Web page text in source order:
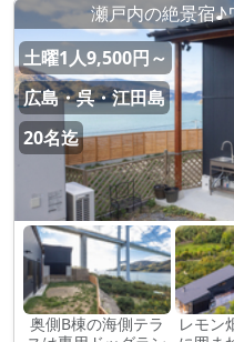
瀬戸内の絶景宿
土曜1人9,500円～
広島・呉・江田島
20名迄
奥側B棟の海側テラ
レモン